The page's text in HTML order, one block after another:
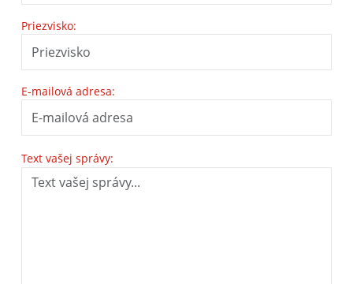
Priezvisko:
E-mailová adresa:
Text vašej správy: